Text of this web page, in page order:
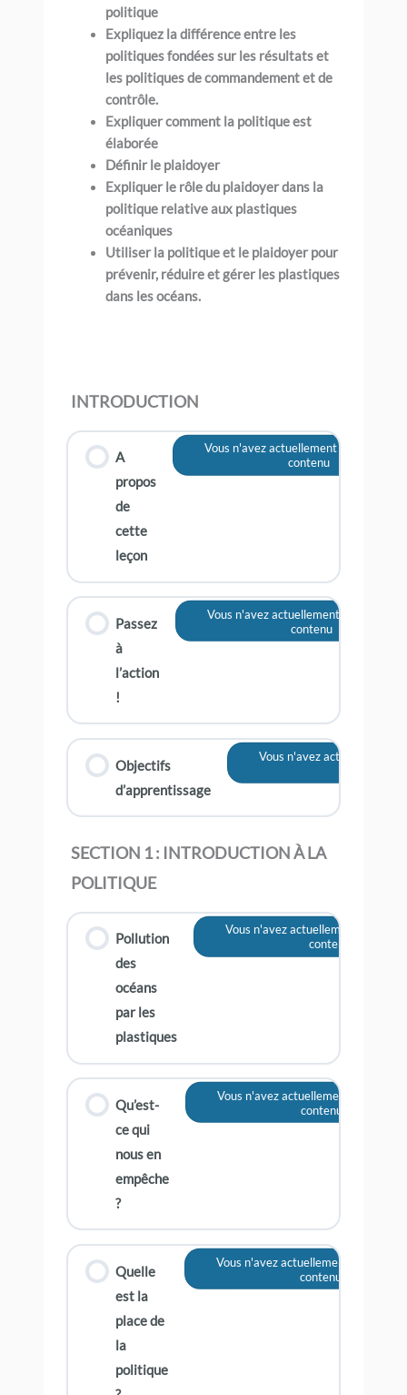
politique
Expliquez la différence entre les
politiques fondées sur les résultats et
les politiques de commandement et de
contrôle.
Expliquer comment la politique est
élaborée
Définir le plaidoyer
Expliquer le rôle du plaidoyer dans la
politique relative aux plastiques
océaniques
Utiliser la politique et le plaidoyer pour
prévenir, réduire et gérer les plastiques
dans les océans.
INTRODUCTION
A
propos
de
cette
leçon
Vous n'avez actuellement pas accès à
contenu
Passez
à
l’action
!
Vous n'avez actuellement pas accès à
contenu
Objectifs
d’apprentissage
Vous n'avez actuellement
SECTION 1 : INTRODUCTION À LA
POLITIQUE
Pollution
des
océans
par les
plastiques
Vous n'avez actuellement pas
contenu
Qu’est-
ce qui
nous en
empêche
?
Vous n'avez actuellement pas accès
contenu
Quelle
est la
place de
la
politique
Vous n'avez actuellement pas accès
contenu